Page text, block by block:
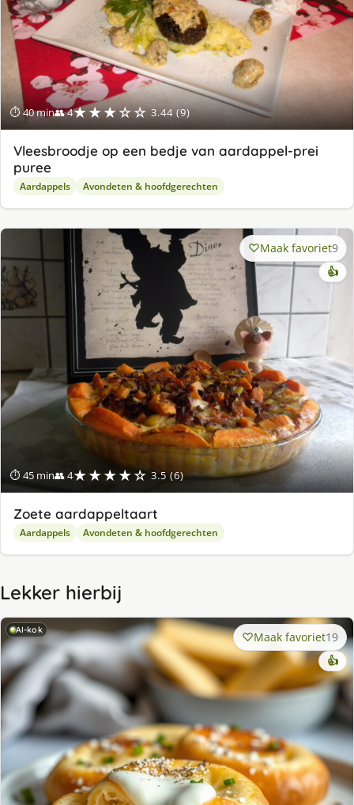
⏱ 40 min👥 4★★★☆☆ 3.44 (9)
Vleesbroodje op een bedje van aardappel-prei
puree
Aardappels Avondeten & hoofdgerechten
⏱ 45 min👥 4★★★★☆ 3.5 (6)
Maak favoriet9
👍
Zoete aardappeltaart
Aardappels Avondeten & hoofdgerechten
Lekker hierbij
AI-kok Maak favoriet19
👍